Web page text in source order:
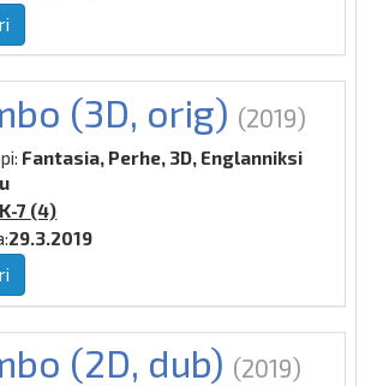
(3D, orig) (2019)
Fantasia, Perhe, 3D, Englanniksi
K-7 (4)
29.3.2019
(2D, dub) (2019)